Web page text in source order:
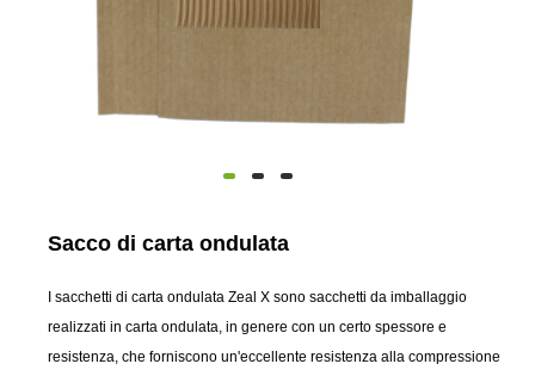
Sacco di carta ondulata
I sacchetti di carta ondulata Zeal X sono sacchetti da imballaggio
realizzati in carta ondulata, in genere con un certo spessore e
resistenza, che forniscono un'eccellente resistenza alla compressione